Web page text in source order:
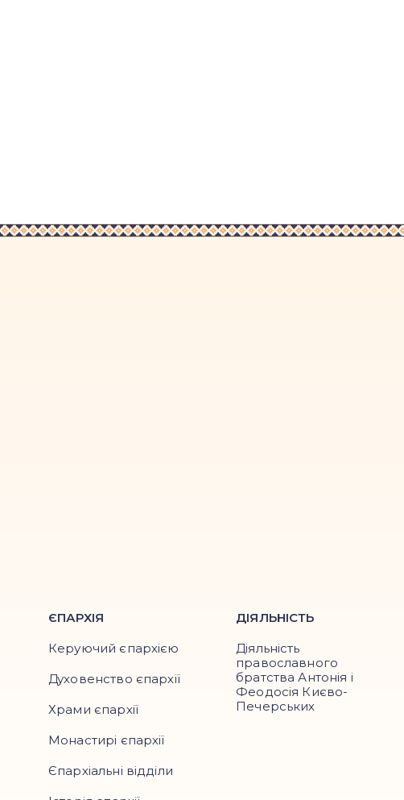
ЄПАРХІЯ
Керуючий єпархією
Духовенство єпархії
Храми єпархії
Монастирі єпархії
Єпархіальні відділи
ДІЯЛЬНІСТЬ
Діяльність
православного
братства Антонія і
Феодосія Києво-
Печерських